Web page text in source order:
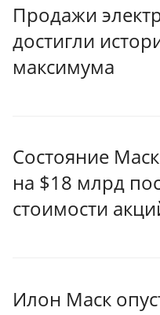
Продажи
достигли
максимума
Состояние
на $18 млрд
стоимости
Илон Маск